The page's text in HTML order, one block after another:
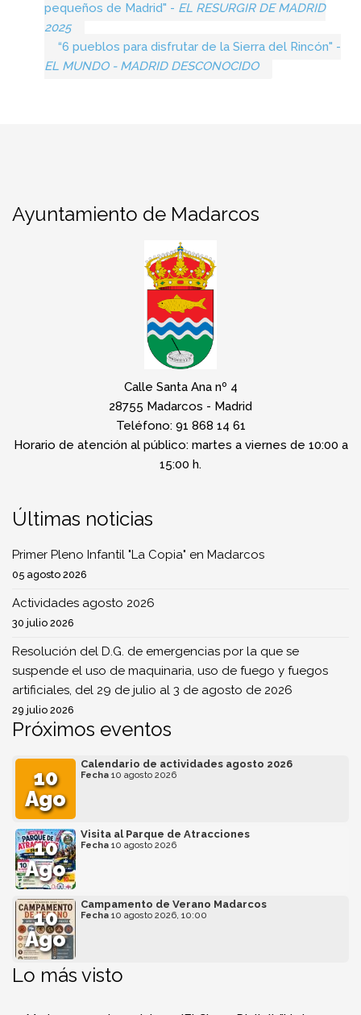
pequeños de Madrid" - EL RESURGIR DE MADRID
2025
“6 pueblos para disfrutar de la Sierra del Rincón" -
EL MUNDO - MADRID DESCONOCIDO
Ayuntamiento de Madarcos
Calle Santa Ana nº 4
28755 Madarcos - Madrid
Teléfono: 91 868 14 61
Horario de atención al público: martes a viernes de 10:00 a
15:00 h.
Últimas noticias
Primer Pleno Infantil "La Copia" en Madarcos
05 agosto 2026
Actividades agosto 2026
30 julio 2026
Resolución del D.G. de emergencias por la que se
suspende el uso de maquinaria, uso de fuego y fuegos
artificiales, del 29 de julio al 3 de agosto de 2026
29 julio 2026
Próximos eventos
10
Ago
Calendario de actividades agosto 2026
Fecha 10 agosto 2026
10
Ago
Visita al Parque de Atracciones
Fecha 10 agosto 2026
10
Ago
Campamento de Verano Madarcos
Fecha 10 agosto 2026, 10:00
Lo más visto